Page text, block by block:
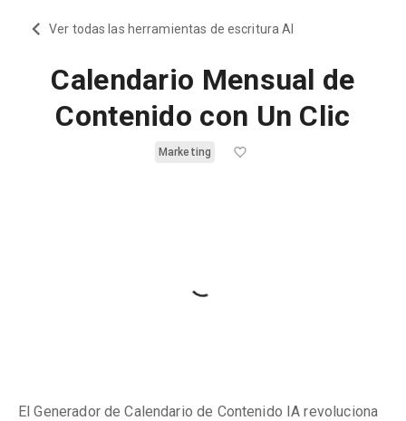
Ver todas las herramientas de escritura AI
Calendario Mensual de
Contenido con Un Clic
Marketing
El Generador de Calendario de Contenido IA revoluciona